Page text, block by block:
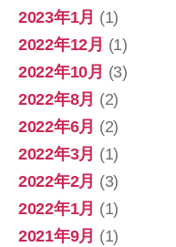
2023年1月 (1)
2022年12月 (1)
2022年10月 (3)
2022年8月 (2)
2022年6月 (2)
2022年3月 (1)
2022年2月 (3)
2022年1月 (1)
2021年9月 (1)